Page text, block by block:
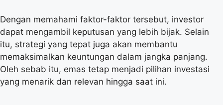
Dengan memahami faktor-faktor tersebut, investor
dapat mengambil keputusan yang lebih bijak. Selain
itu, strategi yang tepat juga akan membantu
memaksimalkan keuntungan dalam jangka panjang.
Oleh sebab itu, emas tetap menjadi pilihan investasi
yang menarik dan relevan hingga saat ini.